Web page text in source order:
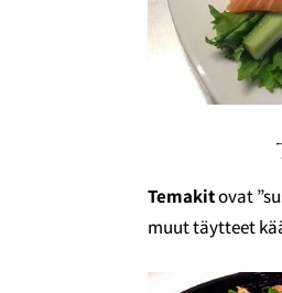
Temakitovat
muut täytteet